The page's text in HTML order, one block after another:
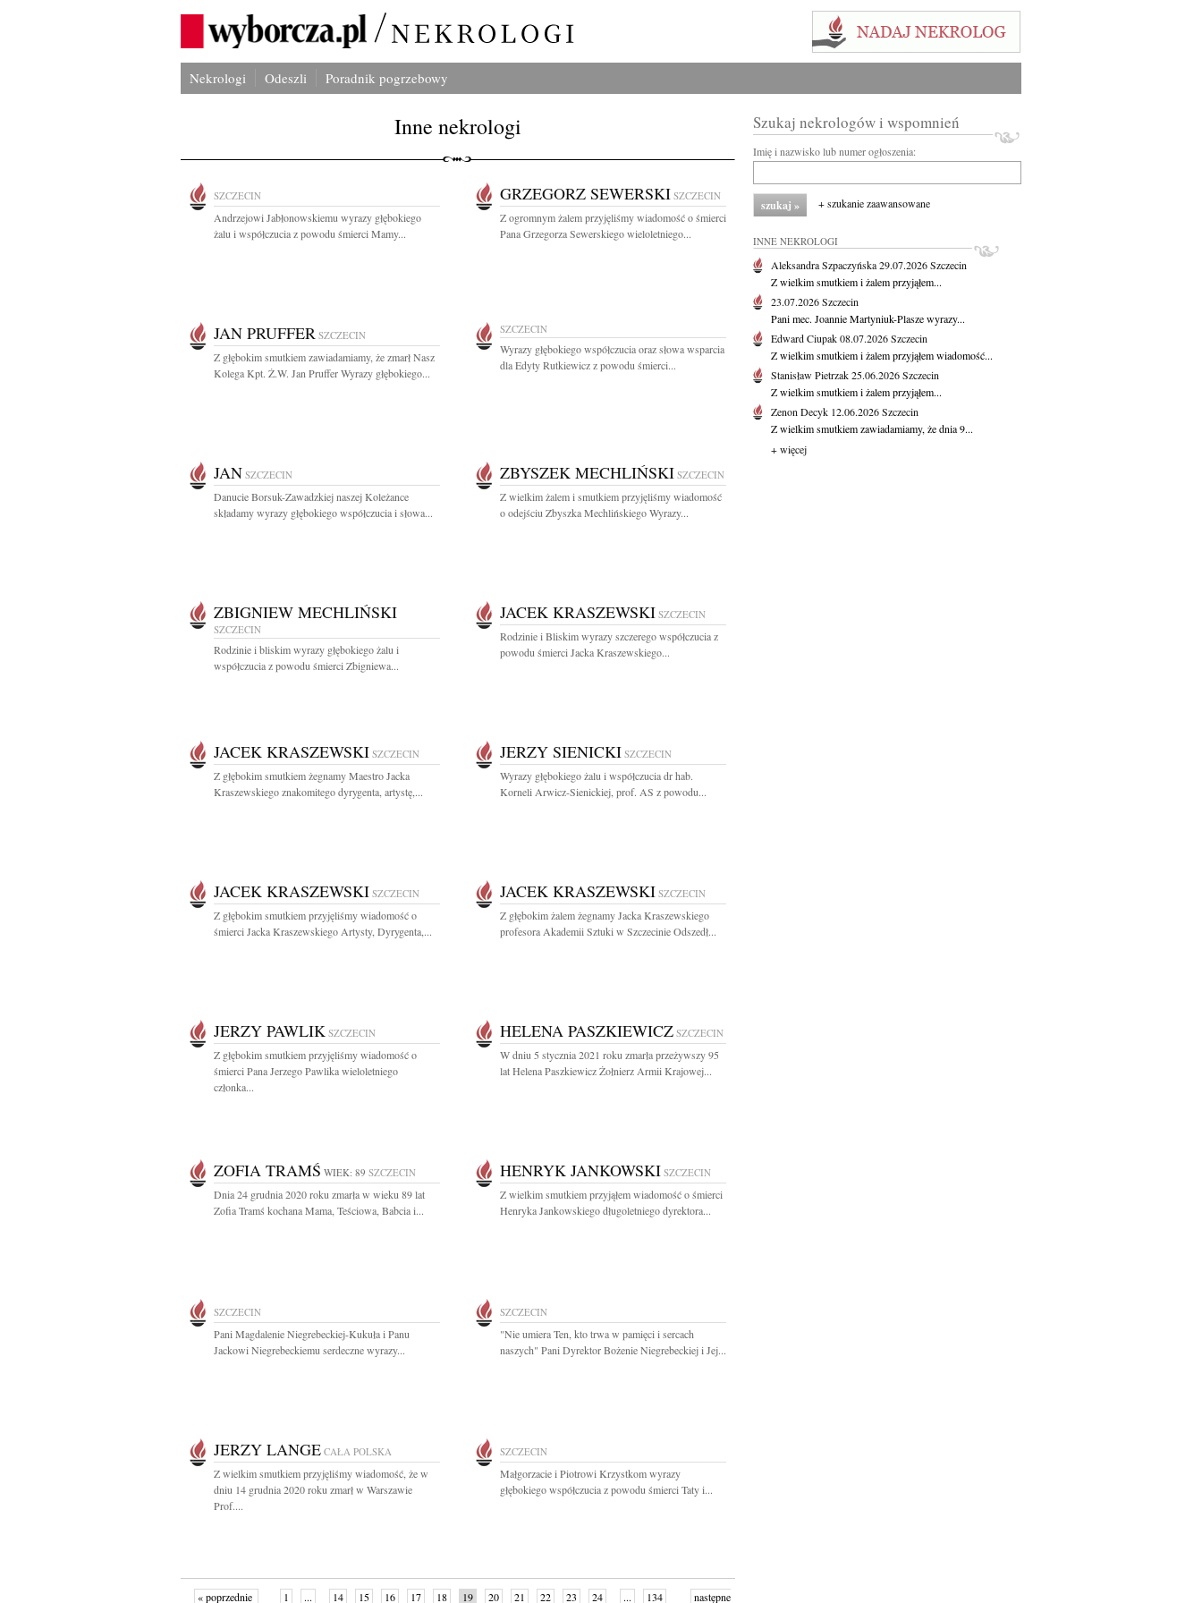
Nekrologi Odeszli Poradnik pogrzebowy
Inne nekrologi
SZCZECIN
Andrzejowi Jabłonowskiemu wyrazy głębokiego
żalu i współczucia z powodu śmierci Mamy...
GRZEGORZ SEWERSKI SZCZECIN
Z ogromnym żalem przyjęliśmy wiadomość o śmierci
Pana Grzegorza Sewerskiego wieloletniego...
JAN PRUFFER SZCZECIN
Z głębokim smutkiem zawiadamiamy, że zmarł Nasz
Kolega Kpt. Ż.W. Jan Pruffer Wyrazy głębokiego...
SZCZECIN
Wyrazy głębokiego współczucia oraz słowa wsparcia
dla Edyty Rutkiewicz z powodu śmierci...
JAN SZCZECIN
Danucie Borsuk-Zawadzkiej naszej Koleżance
składamy wyrazy głębokiego współczucia i słowa...
ZBYSZEK MECHLIŃSKI SZCZECIN
Z wielkim żalem i smutkiem przyjęliśmy wiadomość
o odejściu Zbyszka Mechlińskiego Wyrazy...
ZBIGNIEW MECHLIŃSKI
SZCZECIN
Rodzinie i bliskim wyrazy głębokiego żalu i
współczucia z powodu śmierci Zbigniewa...
JACEK KRASZEWSKI SZCZECIN
Rodzinie i Bliskim wyrazy szczerego współczucia z
powodu śmierci Jacka Kraszewskiego...
JACEK KRASZEWSKI SZCZECIN
Z głębokim smutkiem żegnamy Maestro Jacka
Kraszewskiego znakomitego dyrygenta, artystę,...
JERZY SIENICKI SZCZECIN
Wyrazy głębokiego żalu i współczucia dr hab.
Korneli Arwicz-Sienickiej, prof. AS z powodu...
JACEK KRASZEWSKI SZCZECIN
Z głębokim smutkiem przyjęliśmy wiadomość o
śmierci Jacka Kraszewskiego Artysty, Dyrygenta,...
JACEK KRASZEWSKI SZCZECIN
Z głębokim żalem żegnamy Jacka Kraszewskiego
profesora Akademii Sztuki w Szczecinie Odszedł...
JERZY PAWLIK SZCZECIN
Z głębokim smutkiem przyjęliśmy wiadomość o
śmierci Pana Jerzego Pawlika wieloletniego
członka...
HELENA PASZKIEWICZ SZCZECIN
W dniu 5 stycznia 2021 roku zmarła przeżywszy 95
lat Helena Paszkiewicz Żołnierz Armii Krajowej...
ZOFIA TRAMŚ WIEK: 89 SZCZECIN
Dnia 24 grudnia 2020 roku zmarła w wieku 89 lat
Zofia Tramś kochana Mama, Teściowa, Babcia i...
HENRYK JANKOWSKI SZCZECIN
Z wielkim smutkiem przyjąłem wiadomość o śmierci
Henryka Jankowskiego długoletniego dyrektora...
SZCZECIN
Pani Magdalenie Niegrebeckiej-Kukuła i Panu
Jackowi Niegrebeckiemu serdeczne wyrazy...
SZCZECIN
"Nie umiera Ten, kto trwa w pamięci i sercach
naszych" Pani Dyrektor Bożenie Niegrebeckiej i Jej...
JERZY LANGE CAŁA POLSKA
Z wielkim smutkiem przyjęliśmy wiadomość, że w
dniu 14 grudnia 2020 roku zmarł w Warszawie
Prof....
SZCZECIN
Małgorzacie i Piotrowi Krzystkom wyrazy
głębokiego współczucia z powodu śmierci Taty i...
« poprzednie 1 ... 14 15 16 17 18 19 20 21 22 23 24 ... 134 następne
Szukaj nekrologów i wspomnień
Imię i nazwisko lub numer ogłoszenia:
+ szukanie zaawansowane
INNE NEKROLOGI
Aleksandra Szpaczyńska29.07.2026Szczecin
Z wielkim smutkiem i żalem przyjąłem...
23.07.2026Szczecin
Pani mec. Joannie Martyniuk-Plasze wyrazy...
Edward Ciupak08.07.2026Szczecin
Z wielkim smutkiem i żalem przyjąłem wiadomość...
Stanisław Pietrzak25.06.2026Szczecin
Z wielkim smutkiem i żalem przyjąłem...
Zenon Decyk 12.06.2026Szczecin
Z wielkim smutkiem zawiadamiamy, że dnia 9...
+ więcej